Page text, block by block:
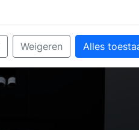
Weigeren Alles